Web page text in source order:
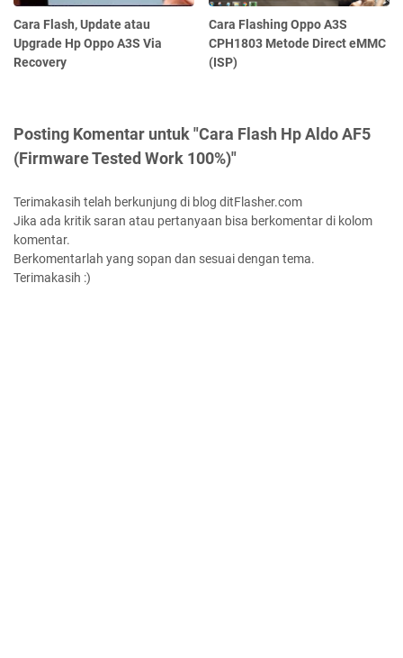
Cara Flash, Update atau
Upgrade Hp Oppo A3S Via
Recovery
Cara Flashing Oppo A3S
CPH1803 Metode Direct eMMC
(ISP)
Posting Komentar untuk "Cara Flash Hp Aldo AF5
(Firmware Tested Work 100%)"
Terimakasih telah berkunjung di blog ditFlasher.com
Jika ada kritik saran atau pertanyaan bisa berkomentar di kolom
komentar.
Berkomentarlah yang sopan dan sesuai dengan tema.
Terimakasih :)